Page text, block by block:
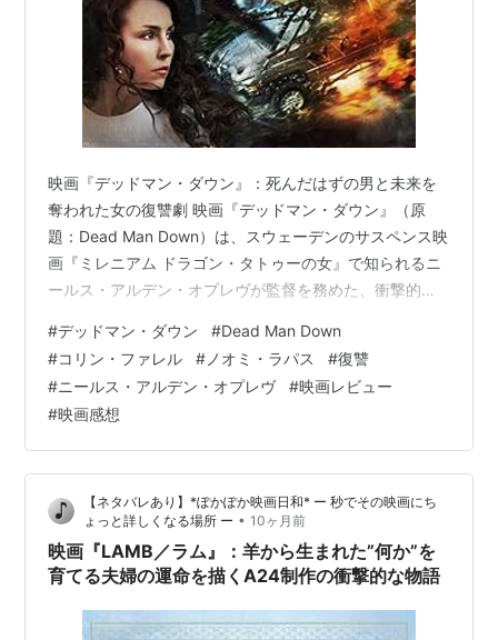
映画『デッドマン・ダウン』：死んだはずの男と未来を
奪われた女の復讐劇 映画『デッドマン・ダウン』（原
題：Dead Man Down）は、スウェーデンのサスペンス映
画『ミレニアム ドラゴン・タトゥーの女』で知られるニ
ールス・アルデン・オプレヴが監督を務めた、衝撃的な
ークの裏社会を舞台に、死んだはずの男と、未来を奪わ
れた女という、二つの復讐の運命が交差することから始
まります。主人公のヴィクターは、犯罪組織のボスであ
るアルフォンスの部下として潜り込んでいますが、彼の
真の目的は、かつて妻子を奪ったアルフォンスへの復讐
を果たすことです。彼は、組織のメンバ…
#デッドマン・ダウン #Dead Man Down
#コリン・ファレル # ノオミ・ラパス #復讐
#ニールス・アルデン・オプレヴ #映画レビュー
#映画感想
【ネタバレあり】*ぽかぽか映画日和* ー 秒でその映画にち
ょっと詳しくなる場所 ー • 10ヶ月前
映画『LAMB／ラム』：羊から生まれた”何か”を
育てる夫婦の運命を描くA24制作の衝撃的な物語